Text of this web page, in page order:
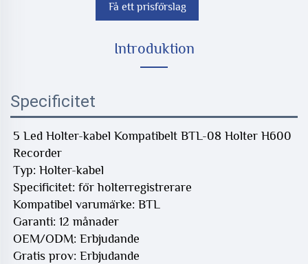
Få ett prisförslag
Introduktion
Specificitet
5 Led Holter-kabel Kompatibelt BTL-08 Holter H600
Recorder
Typ: Holter-kabel
Specificitet: för holterregistrerare
Kompatibel varumärke: BTL
Garanti: 12 månader
OEM/ODM: Erbjudande
Gratis prov: Erbjudande